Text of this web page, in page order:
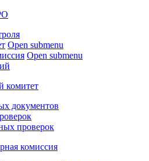
Open submenu
Open submenu
комитет
документов
проверок
комиссия